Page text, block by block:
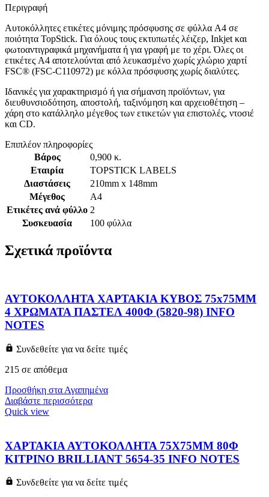
Περιγραφή
Αυτοκόλλητες ετικέτες μόνιμης πρόσφυσης σε φύλλα A4 σε
ποιότητα TopStick. Για όλους τους εκτυπωτές λέιζερ, Inkjet και
φωτοαντιγραφικά μηχανήματα ή για γραφή με το χέρι. Όλες οι
ετικέτες A4 αποτελούνται από λευκασμένο χωρίς χλώριο χαρτί
FSC® (FSC-C110972) με κόλλα πρόσφυσης χωρίς διαλύτες.
Ιδανικές για χαρακτηρισμό ή για σήμανση προϊόντων, για
διευθυνσιοδότηση, αποστολή, ταξινόμηση και αρχειοθέτηση –
χάρη στο κατάλληλο μέγεθος των ετικετών για επιστολές, ντοσιέ
και CD.
Επιπλέον πληροφορίες
Βάρος
0,900 κ.
Εταιρία
TOPSTICK LABELS
Διαστάσεις
210mm x 148mm
Μέγεθος
A4
Ετικέτες ανά φύλλο 2
Συσκευασία
100 φύλλα
Σχετικά προϊόντα
ΑΥΤΟΚΟΛΛΗΤΑ ΧΑΡΤΑΚΙΑ ΚΥΒΟΣ 75x75MM
4 ΧΡΩΜΑΤΑ ΠΑΣΤΕΛ 400Φ (5820-98) INFO
NOTES
Συνδεθείτε για να δείτε τιμές
215 σε απόθεμα
Προσθήκη στα Αγαπημένα
Διαβάστε περισσότερα
Quick view
ΧΑΡΤΑΚΙΑ ΑΥΤΟΚΟΛΛΗΤΑ 75X75MM 80Φ
ΚΙΤΡΙΝΟ BRILLIANT 5654-35 INFO NOTES
Συνδεθείτε για να δείτε τιμές